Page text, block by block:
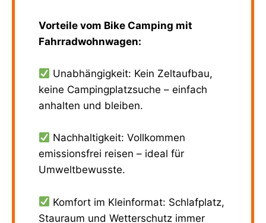
Vorteile vom Bike Camping mit
Fahrradwohnwagen:
Unabhängigkeit: Kein Zeltaufbau,
keine Campingplatzsuche – einfach
anhalten und bleiben.
Nachhaltigkeit: Vollkommen
emissionsfrei reisen – ideal für
Umweltbewusste.
Komfort im Kleinformat: Schlafplatz,
Stauraum und Wetterschutz immer